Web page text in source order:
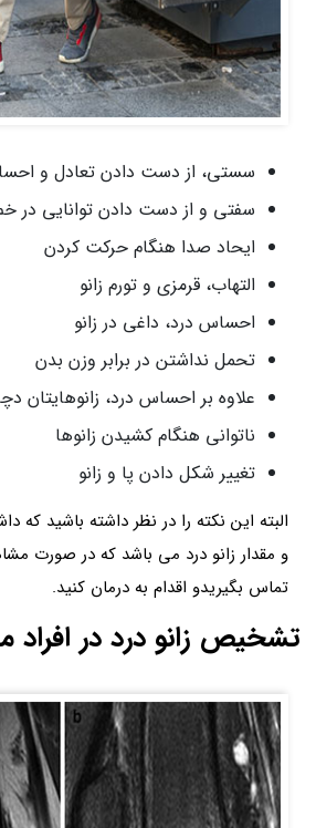
سستی، از دست دادن تعادل و
سفتی و از دست دادن توانایی در
ایحاد صدا هنگام حرکت کردن
التهاب، قرمزی و تورم زانو
احساس درد، داغی در زانو
تحمل نداشتن در برابر وزن بدن
علاوه بر احساس درد، زانوهایتان
ناتوانی هنگام کشیدن زانوها
تغییر شکل دادن پا و زانو
البته این نکته را در نظر داشته باشید که
و مقدار زانو درد می باشد که در صورت
تماس بگیریدو اقدام به درمان کنید.
تشخیص زانو درد در